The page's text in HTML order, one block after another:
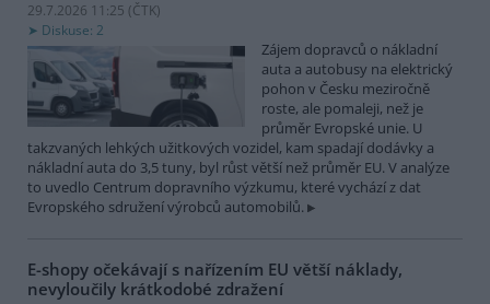
29.7.2026 11:25 (ČTK)
Diskuse: 2
Zájem dopravců o nákladní
auta a autobusy na elektrický
pohon v Česku meziročně
roste, ale pomaleji, než je
průměr Evropské unie. U
takzvaných lehkých užitkových vozidel, kam spadají dodávky a
nákladní auta do 3,5 tuny, byl růst větší než průměr EU. V analýze
to uvedlo Centrum dopravního výzkumu, které vychází z dat
Evropského sdružení výrobců automobilů.
E-shopy očekávají s nařízením EU větší náklady,
nevyloučily krátkodobé zdražení